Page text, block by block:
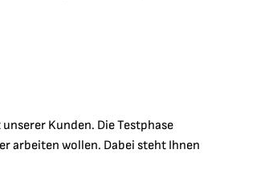
Kunden. Die Testphase
arbeiten wollen. Dabei steht Ihnen